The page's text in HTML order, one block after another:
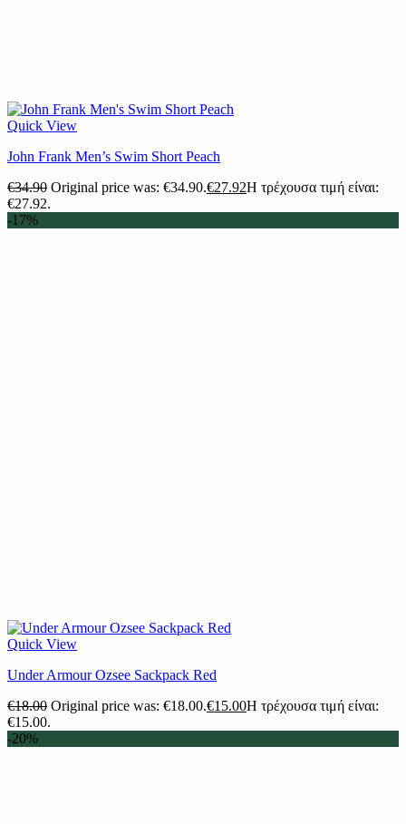
Quick View
John Frank Men’s Swim Short Peach
€34.90 Original price was: €34.90.€27.92Η τρέχουσα τιμή είναι:
€27.92.
-17%
Quick View
Under Armour Ozsee Sackpack Red
€18.00 Original price was: €18.00.€15.00Η τρέχουσα τιμή είναι:
€15.00.
-20%